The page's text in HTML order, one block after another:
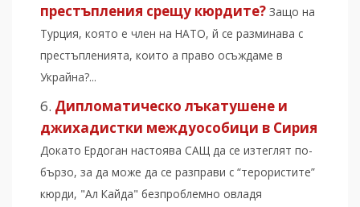
престъпления срещу кюрдите? Защо на
Турция, която е член на НАТО, й се разминава с
престъпленията, които а право осъждаме в
Украйна?...
Дипломатическо лъкатушене и
джихадистки междуособици в Сирия
Докато Ердоган настоява САЩ да се изтеглят по-
бързо, за да може да се разправи с “терористите”
кюрди, "Ал Кайда" безпроблемно овладя